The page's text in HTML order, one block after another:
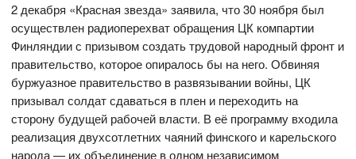
2 декабря «Красная звезда» заявила, что 30 ноября был
осуществлен радиоперехват обращения ЦК компартии
Финляндии с призывом создать трудовой народный фронт и
правительство, которое опиралось бы на него. Обвиняя
буржуазное правительство в развязывании войны, ЦК
призывал солдат сдаваться в плен и переходить на
сторону будущей рабочей власти. В её программу входила
реализация двухсотлетних чаяний финского и карельского
народа — их объединение в одном независимом